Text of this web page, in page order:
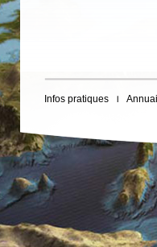
Infos pratiques